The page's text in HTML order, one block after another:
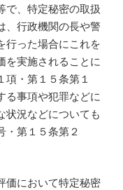
で、特定秘密の取扱
、行政機関の長や警
行った場合にこれを
を実施されることに
項・第１５条第１
る事項や犯罪などに
状況などについても
・第１５条第２
価において特定秘密